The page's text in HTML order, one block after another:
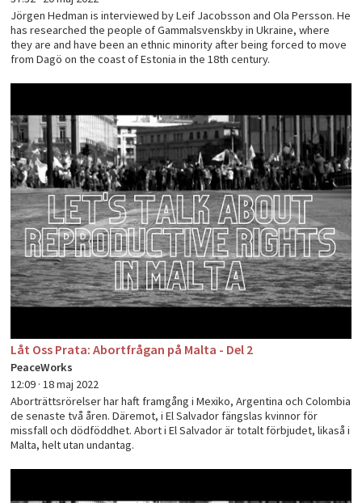
Jörgen Hedman is interviewed by Leif Jacobsson and Ola Persson. He
has researched the people of Gammalsvenskby in Ukraine, where
they are and have been an ethnic minority after being forced to move
from Dagö on the coast of Estonia in the 18th century.
Låt Oss Prata: Abortfrågan på Malta - Del 2
PeaceWorks
12:09 ·18 maj 2022
Aborträttsrörelser har haft framgång i Mexiko, Argentina och Colombia
de senaste två åren. Däremot, i El Salvador fängslas kvinnor för
missfall och dödföddhet. Abort i El Salvador är totalt förbjudet, likaså i
Malta, helt utan undantag.